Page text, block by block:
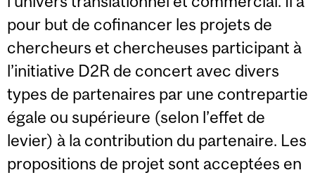
pour but de cofinancer les projets de
chercheurs et chercheuses participant à
l’initiative D2R de concert avec divers
types de partenaires par une contrepartie
égale ou supérieure (selon l’effet de
levier) à la contribution du partenaire. Les
propositions de projet sont acceptées en